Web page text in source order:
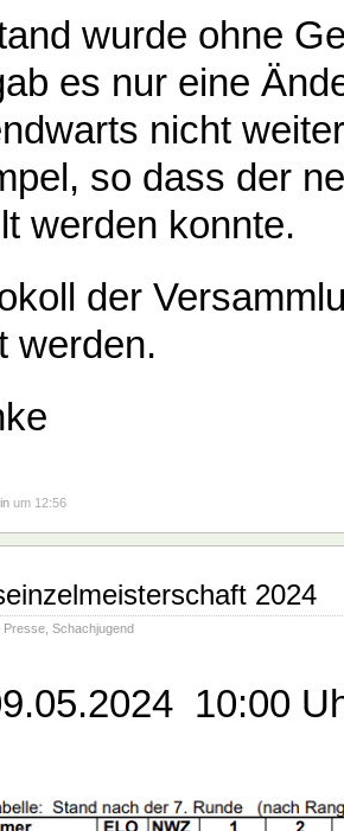
wurde ohne
es nur eine
nicht
so dass der
werden konnte.
der
werden.
um 12:56
2024
Presse, Schachjugend
10:00